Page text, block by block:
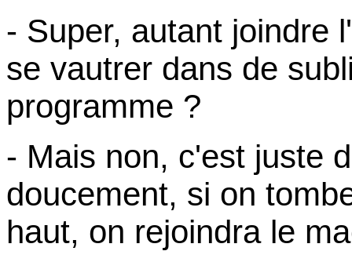
- Super, autant joindre
se vautrer dans de
programme ?
- Mais non, c'est juste
doucement, si on
haut, on rejoindra le